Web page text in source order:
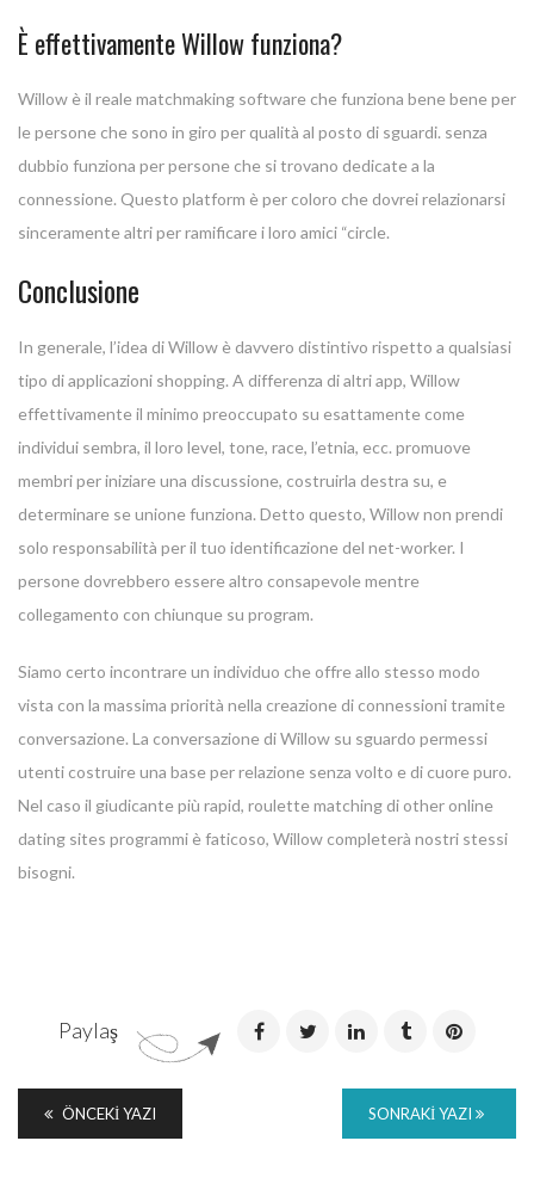
È effettivamente Willow funziona?
Willow è il reale matchmaking software che funziona bene bene per
le persone che sono in giro per qualità al posto di sguardi. senza
dubbio funziona per persone che si trovano dedicate a la
connessione. Questo platform è per coloro che dovrei relazionarsi
sinceramente altri per ramificare i loro amici “circle.
Conclusione
In generale, l’idea di Willow è davvero distintivo rispetto a qualsiasi
tipo di applicazioni shopping. A differenza di altri app, Willow
effettivamente il minimo preoccupato su esattamente come
individui sembra, il loro level, tone, race, l’etnia, ecc. promuove
membri per iniziare una discussione, costruirla destra su, e
determinare se unione funziona. Detto questo, Willow non prendi
solo responsabilità per il tuo identificazione del net-worker. I
persone dovrebbero essere altro consapevole mentre
collegamento con chiunque su program.
Siamo certo incontrare un individuo che offre allo stesso modo
vista con la massima priorità nella creazione di connessioni tramite
conversazione. La conversazione di Willow su sguardo permessi
utenti costruire una base per relazione senza volto e di cuore puro.
Nel caso il giudicante più rapid, roulette matching di other online
dating sites programmi è faticoso, Willow completerà nostri stessi
bisogni.
Paylaş
ÖNCEKI YAZI SONRAKI YAZI